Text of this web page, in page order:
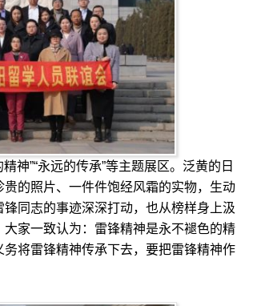
”“永远的传承”等主题展区。泛黄的日
的照片、一件件饱经风霜的实物，生动
同志的事迹深深打动，也从榜样身上汲
家一致认为：雷锋精神是永不褪色的精
将雷锋精神传承下去，要把雷锋精神作